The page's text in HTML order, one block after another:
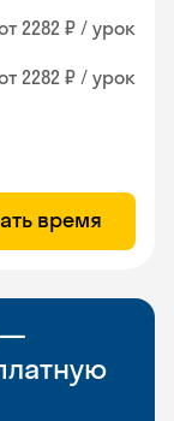
2282 ₽ / урок
2282 ₽ / урок
время
—